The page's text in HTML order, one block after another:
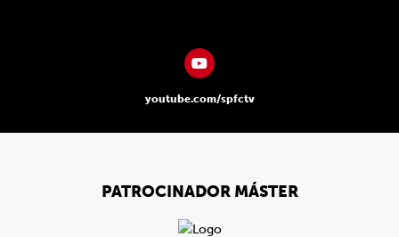
youtube.com/spfctv
PATROCINADOR MÁSTER